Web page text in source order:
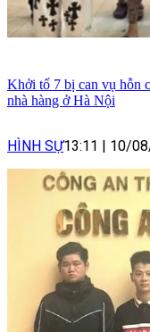
Khởi tố 7 bị can vụ hỗn
nhà hàng ở Hà Nội
HÌNH SỰ13:11 10/